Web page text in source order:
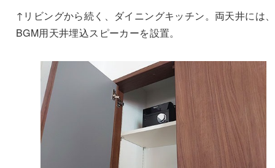
↑リビングから続く、ダイニングキッチン。両天井には、
BGM用天井埋込スピーカーを設置。